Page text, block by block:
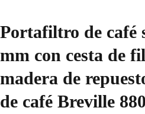
Portafiltro de café
mm con cesta de
madera de
de café Breville